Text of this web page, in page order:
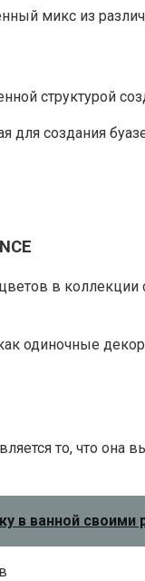
микс из
структурой
для создания
в
одиночные
то, что она
в ванной